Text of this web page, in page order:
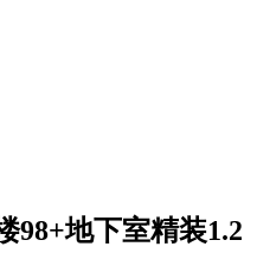
98+地下室精装1.2